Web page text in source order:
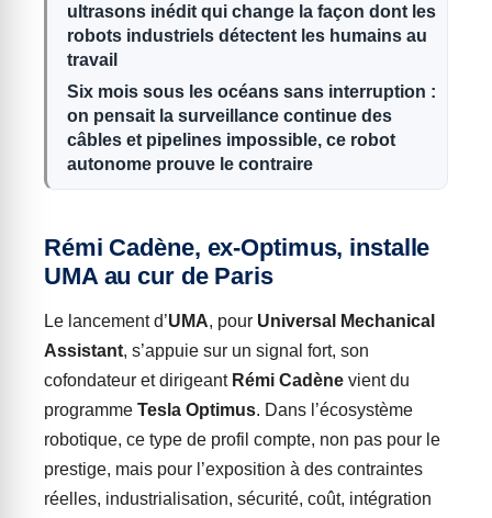
ultrasons inédit qui change la façon dont les
robots industriels détectent les humains au
travail
Six mois sous les océans sans interruption :
on pensait la surveillance continue des
câbles et pipelines impossible, ce robot
autonome prouve le contraire
Rémi Cadène, ex-Optimus, installe
UMA au cur de Paris
Le lancement d’UMA, pour Universal Mechanical
Assistant, s’appuie sur un signal fort, son
cofondateur et dirigeant Rémi Cadène vient du
programme Tesla Optimus. Dans l’écosystème
robotique, ce type de profil compte, non pas pour le
prestige, mais pour l’exposition à des contraintes
réelles, industrialisation, sécurité, coût, intégration